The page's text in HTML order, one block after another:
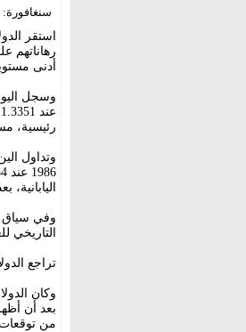
استقر
رهاناتهم
أدنى مستوياته في 40 عاماً، مما أبقى المتعاملين في
رئيسية، مستوى 100.9 نقطة في
وفي سياق
التاريخي للعملة
تراجع
وكان
بعد أن
من توقعات